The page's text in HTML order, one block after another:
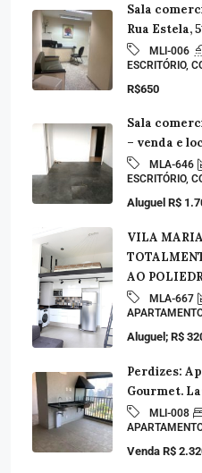
Sala
Rua Estela,
MLI-006
ESCRITÓRIO,
R$650
Sala
– venda e
MLA-646
ESCRITÓRIO,
Aluguel R$
VILA
AO
MLA-667
Aluguel; R$
Perdizes:
Gourmet.
MLI-008
Venda R$